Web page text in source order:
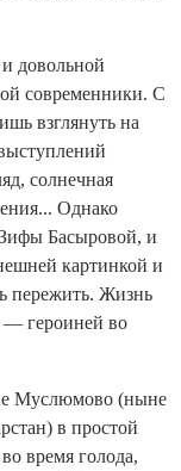
довольной
современники. С
взглянуть на
солнечная
Однако
Басыровой, и
картинкой и
пережить. Жизнь
— героиней во
Муслюмово (ныне
в простой
время голода,